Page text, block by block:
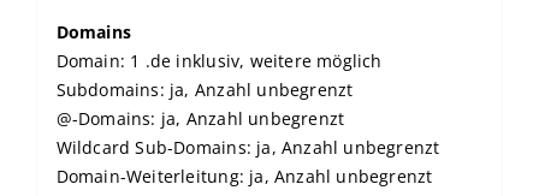
Domains
Domain: 1 .de inklusiv, weitere möglich
Subdomains: ja, Anzahl unbegrenzt
@-Domains: ja, Anzahl unbegrenzt
Wildcard Sub-Domains: ja, Anzahl unbegrenzt
Domain-Weiterleitung: ja, Anzahl unbegrenzt